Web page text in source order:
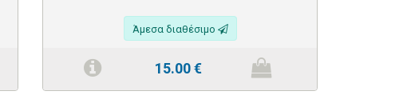
Άμεσα διαθέσιμο
15.00€